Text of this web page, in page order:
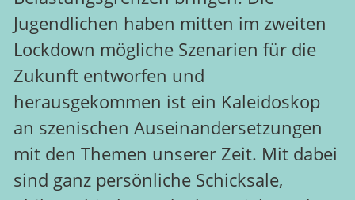
Jugendlichen haben mitten im zweiten
Lockdown mögliche Szenarien für die
Zukunft entworfen und
herausgekommen ist ein Kaleidoskop
an szenischen Auseinandersetzungen
mit den Themen unserer Zeit. Mit dabei
sind ganz persönliche Schicksale,